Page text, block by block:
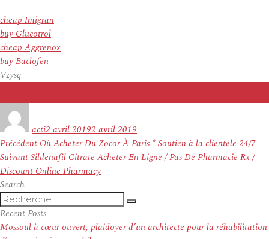
cheap Imigran
buy Glucotrol
cheap Aggrenox
buy Baclofen
Vzysq
actile
2 avril 20192 avril 2019
Navigation
de
l’article
Précédent Article
précédent :
Où Acheter Du Zocor À Paris * Soutien à la clientèle 24/7
SuivantArticle
suivant :
Sildenafil Citrate Acheter En Ligne / Pas De Pharmacie Rx /
Discount Online Pharmacy
Search
Recherche
pour
:
Recherche
Recent Posts
Mossoul à cœur ouvert, plaidoyer d’un architecte pour la réhabilitation